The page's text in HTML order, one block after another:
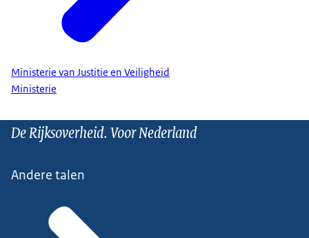
Ministerie van Justitie en Veiligheid
Ministerie
De Rijksoverheid. Voor Nederland
Andere talen